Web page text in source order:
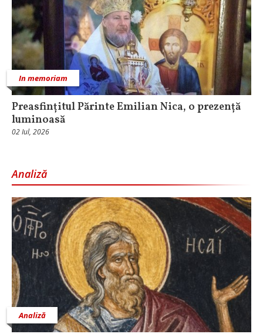
In memoriam
Preasfințitul Părinte Emilian Nica, o prezență
luminoasă
02 Iul, 2026
Analiză
Analiză